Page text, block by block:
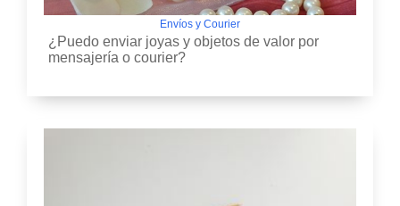
Envíos y Courier
¿Puedo enviar joyas y objetos de valor por
mensajería o courier?